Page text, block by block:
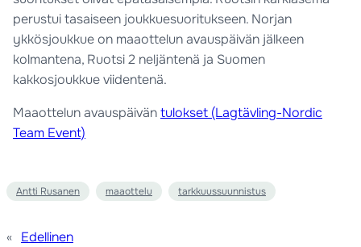
perustui tasaiseen joukkuesuoritukseen. Norjan
ykkösjoukkue on maaottelun avauspäivän jälkeen
kolmantena, Ruotsi 2 neljäntenä ja Suomen
kakkosjoukkue viidentenä.
Maaottelun avauspäiväntulokset (Lagtävling-Nordic
Team Event)
Antti Rusanen maaottelu tarkkuussuunnistus
« Edellinen